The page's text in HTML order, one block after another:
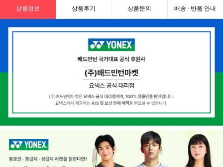
상품정보 상품후기 상품문의 배송 · 반품 안내